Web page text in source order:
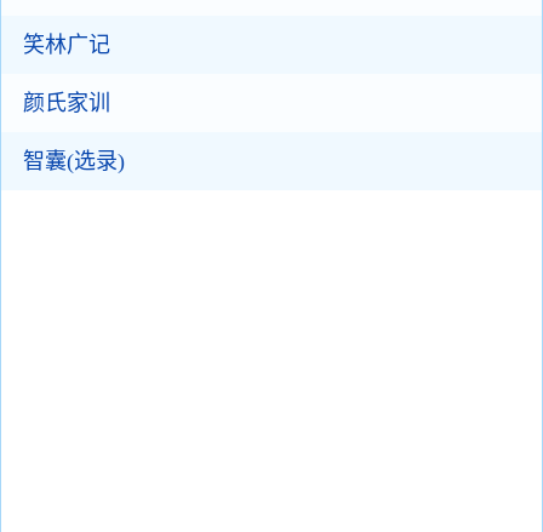
笑林广记
颜氏家训
智囊(选录)